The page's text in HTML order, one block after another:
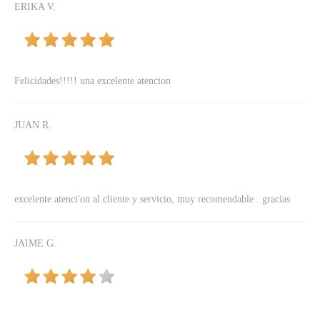
ERIKA V.
Felicidades!!!!! una excelente atencion
JUAN R.
excelente atenci'on al cliente y servicio, muy recomendable . gracias
JAIME G.